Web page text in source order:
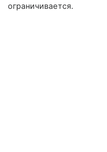
ограничивается.